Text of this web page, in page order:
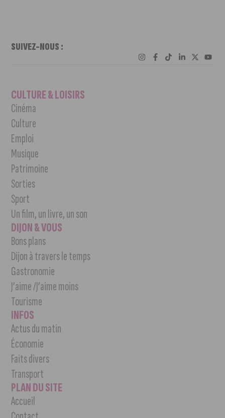
SUIVEZ-NOUS :
CULTURE & LOISIRS
Cinéma
Culture
Emploi
Musique
Patrimoine
Sorties
Sport
Un film, un livre, un son
DIJON & VOUS
Bons plans
Dijon à travers le temps
Gastronomie
J’aime /J’aime moins
Tourisme
INFOS
Actus du matin
Économie
Faits divers
Transport
PLAN DU SITE
Accueil